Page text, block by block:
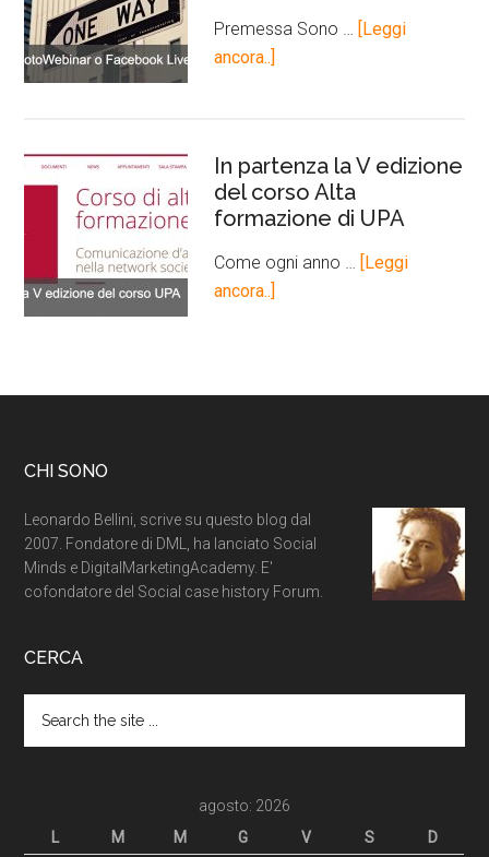
Premessa Sono …
[Leggi
ancora..]
In partenza la V edizione
del corso Alta
formazione di UPA
Come ogni anno …
[Leggi
ancora..]
CHI SONO
Leonardo Bellini, scrive su questo blog dal
2007. Fondatore di DML, ha lanciato Social
Minds e DigitalMarketingAcademy. E'
cofondatore del Social case history Forum.
CERCA
agosto: 2026
L
M M G V S D